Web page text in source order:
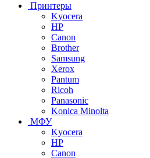
Принтеры
Kyocera
HP
Canon
Brother
Samsung
Xerox
Pantum
Ricoh
Panasonic
Konica Minolta
МФУ
Kyocera
HP
Canon